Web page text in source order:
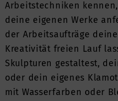
Arbeitstechniken
deine eigenen Werke
der Arbeitsaufträge
Kreativität freien Lauf
Skulpturen gestaltest,
oder dein eigenes
mit Wasserfarben oder